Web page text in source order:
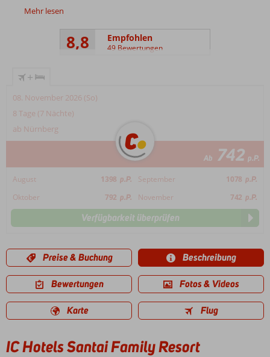
Mehr lesen
8,8 Empfohlen
49 Bewertungen
+
08. November 2026 (So)
8 Tage (7 Nächte)
ab Nürnberg
Ab 742 p.P.
August 1398 p.P. September 1078 p.P.
Oktober
792 p.P. November 742 p.P.
Verfügbarkeit überprüfen
Preise & Buchung Beschreibung
Bewertungen Fotos & Videos
Karte Flug
IC Hotels Santai Family Resort